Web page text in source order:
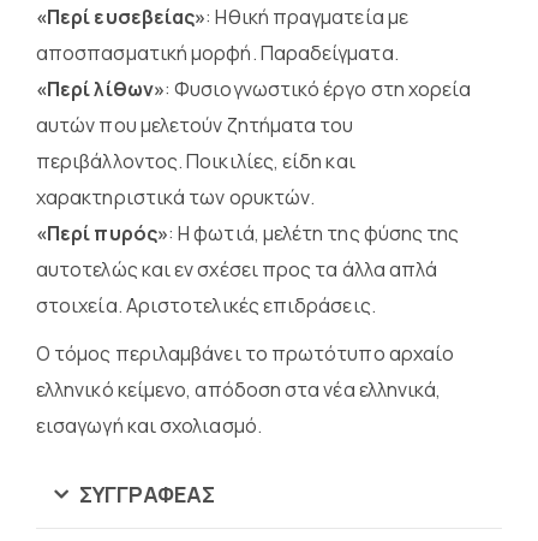
«Περί ευσεβείας»: Ηθική πραγματεία με
αποσπασματική μορφή. Παραδείγματα.
«Περί λίθων»: Φυσιογνωστικό έργο στη χορεία
αυτών που μελετούν ζητήματα του
περιβάλλοντος. Ποικιλίες, είδη και
χαρακτηριστικά των ορυκτών.
«Περί πυρός»: Η φωτιά, μελέτη της φύσης της
αυτοτελώς και εν σχέσει προς τα άλλα απλά
στοιχεία. Αριστοτελικές επιδράσεις.
Ο τόμος περιλαμβάνει το πρωτότυπο αρχαίο
ελληνικό κείμενο, απόδοση στα νέα ελληνικά,
εισαγωγή και σχολιασμό.
ΣΥΓΓΡΑΦΈΑΣ